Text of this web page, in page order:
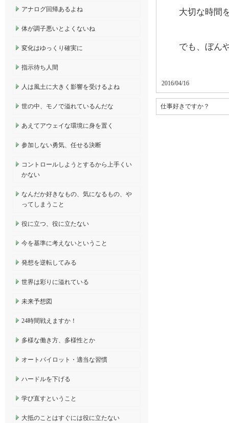
大切な時間
でも、ぼん
2016/04/16
仕事好きですか？
アナログ回帰あるよね
体が調子悪いとよくないね
変化はゆっくり確実に
指示待ち人間
人は風土に大きく影響を受けるよね
世の中、モノで溢れているんだな
あえてアウェイな環境に身を置く
参加しない勇気、任せる決断
コントロールしようとするから上手くい
かない
なんだか好きなもの、気になるもの、や
ってしまうこと
役に立つ、役に立たない
今を基準に考えないということ
発想を逆転してみる
世界は彩りに溢れている
未来予想図
24時間戦えますか！
多様な働き方、多様性とか
オートパイロット・適当な習慣
ハードルを下げる
学び直すということ
大抵のことはすぐには役に立たない